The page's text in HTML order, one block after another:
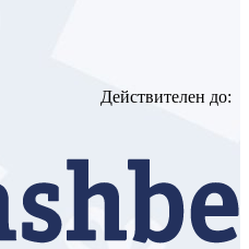
Действителен до: